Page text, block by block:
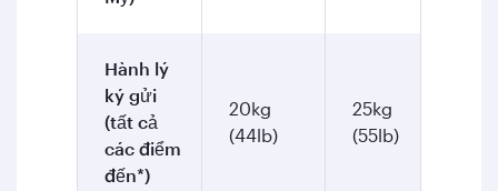
Hành lý
ký gửi
(tất cả
các điểm
đến*)
20kg
(44lb)
25kg
(55lb)